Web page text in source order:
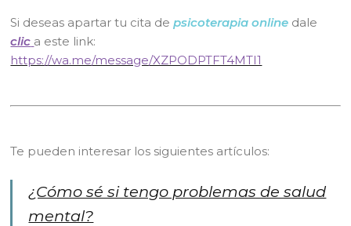
Si deseas apartar tu cita depsicoterapia online dale
clic a este link:
https://wa.me/message/XZPODPTFT4MTI1
Te pueden interesar los siguientes artículos:
¿Cómo sé si tengo problemas de salud
mental?